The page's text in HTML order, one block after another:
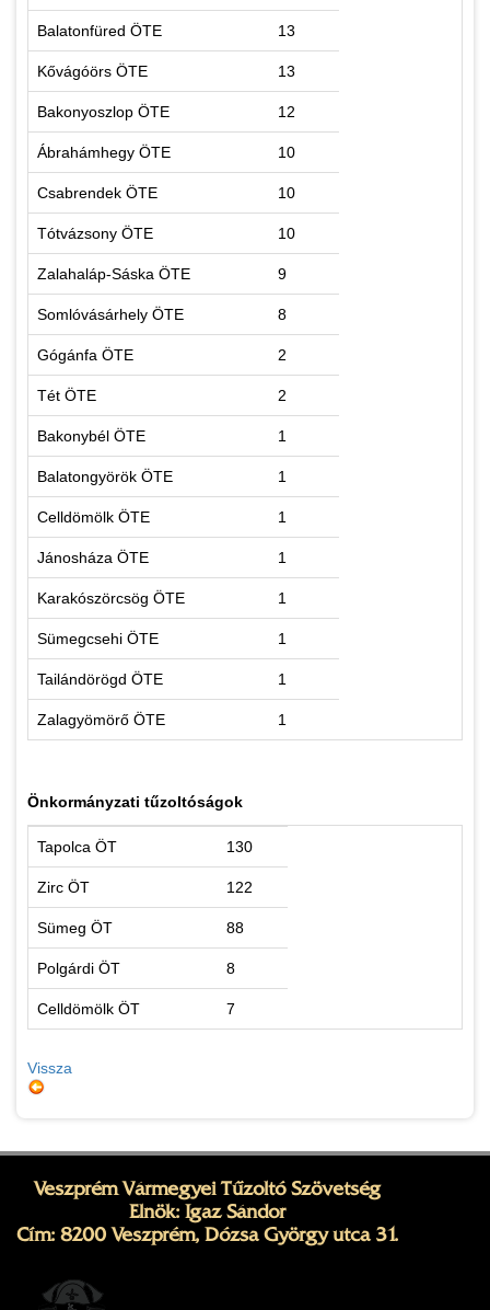
Balatonfüred ÖTE 13
Kővágóörs ÖTE 13
Bakonyoszlop ÖTE 12
Ábrahámhegy ÖTE 10
Csabrendek ÖTE 10
Tótvázsony ÖTE 10
Zalahaláp-Sáska ÖTE 9
Somlóvásárhely ÖTE 8
Gógánfa ÖTE 2
Tét ÖTE 2
Bakonybél ÖTE 1
Balatongyörök ÖTE 1
Celldömölk ÖTE 1
Jánosháza ÖTE 1
Karakószörcsög ÖTE 1
Sümegcsehi ÖTE 1
Tailándörögd ÖTE 1
Zalagyömörő ÖTE 1
Önkormányzati tűzoltóságok
Tapolca ÖT 130
Zirc ÖT 122
Sümeg ÖT 88
Polgárdi ÖT 8
Celldömölk ÖT 7
Vissza
Veszprém Vármegyei Tűzoltó Szövetség
Elnök: Igaz Sándor
Cím: 8200 Veszprém, Dózsa György utca 31.